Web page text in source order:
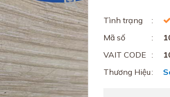
Tình trạng
Mã số
VAIT CODE
Thương Hiệu